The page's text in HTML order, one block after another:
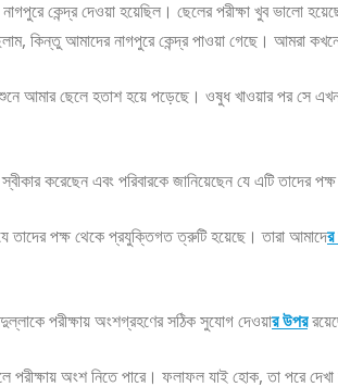
নাগপুরে কেন্দ্র দেওয়া হয়েছিল। ছেলের পরীক্ষা খুব ভালো
কিন্তু আমাদের নাগপুরে কেন্দ্র পাওয়া গেছে। আমরা
আমার ছেলে হতাশ হয়ে পড়েছে। ওষুধ খাওয়ার পর সে
করেছেন এবং পরিবারকে জানিয়েছেন যে এটি তাদের
যে তাদের পক্ষ থেকে প্রযুক্তিগত ত্রুটি হয়েছে। তারা আমাদে
পরীক্ষায় অংশগ্রহণের সঠিক সুযোগ দেওয়ার উপর
পরীক্ষায় অংশ নিতে পারে। ফলাফল যাই হোক, তা পরে দেখা